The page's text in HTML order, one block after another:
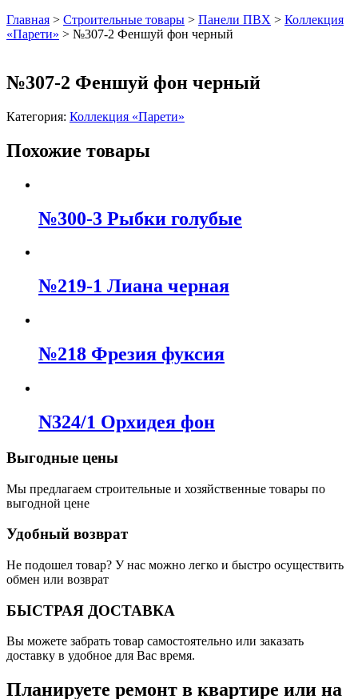
Главная > Строительные товары > Панели ПВХ > Коллекция
«Парети» > №307-2 Феншуй фон черный
№307-2 Феншуй фон черный
Категория: Коллекция «Парети»
Похожие товары
№300-3 Рыбки голубые
№219-1 Лиана черная
№218 Фрезия фуксия
N324/1 Орхидея фон
Выгодные цены
Мы предлагаем строительные и хозяйственные товары по
выгодной цене
Удобный возврат
Не подошел товар? У нас можно легко и быстро осуществить
обмен или возврат
БЫСТРАЯ ДОСТАВКА
Вы можете забрать товар самостоятельно или заказать
доставку в удобное для Вас время.
Планируете ремонт в квартире или на